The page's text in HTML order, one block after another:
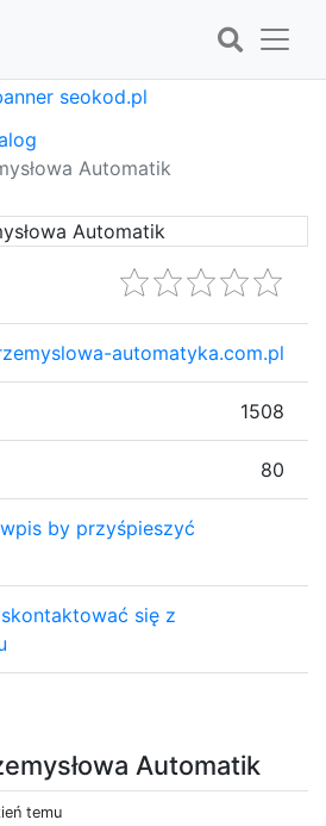
Automatik
Automatik
temu
automatyka.com.pl
1508
80
by przyśpieszyć
się z